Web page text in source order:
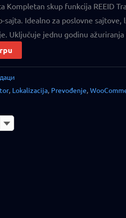
Kompletan skup funkcija REEID
sajta. Idealno za poslovne sajtove,
Uključuje jednu godinu ažuriranja
, Lokalizacija, Prevođenje,